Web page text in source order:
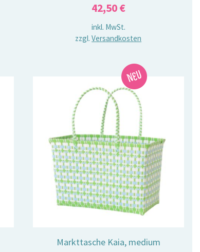
42,50€
inkl. MwSt.
zzgl.Versandkosten
Markttasche Kaia, medium